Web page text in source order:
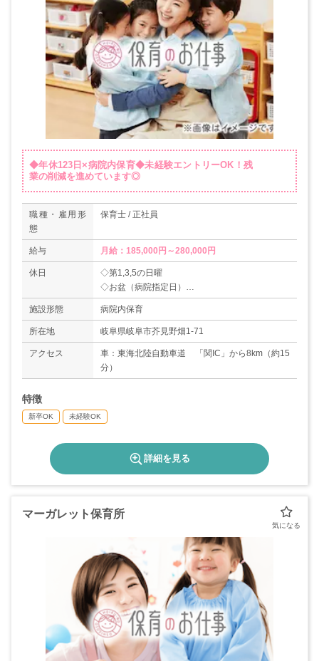
◆年休123日×病院内保育◆未経験エントリーOK！残
業の削減を進めています◎
職種・雇用形
態
保育士 / 正社員
給与 月給：185,000円～280,000円
休日
◇第1,3,5の日曜
◇お盆（病院指定日）
◇年末年始（12/31～1/3）
◇有給休暇
◇産休・育休あり
＊年間休日数123日（2019年度実績）※祝日日数
により年間休日は毎年変動あり
施設形態 病院内保育
所在地 岐阜県岐阜市芥見野畑1-71
アクセス
車：東海北陸自動車道 「関IC」から8km（約15
分）
特徴
新卒OK 未経験OK
詳細を見る
マーガレット保育所